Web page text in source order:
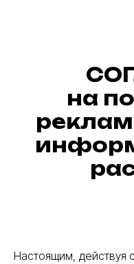
на
Настоящим, действуя